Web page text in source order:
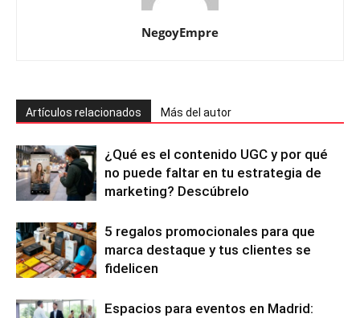
NegoyEmpre
Artículos relacionados Más del autor
¿Qué es el contenido UGC y por qué
no puede faltar en tu estrategia de
marketing? Descúbrelo
5 regalos promocionales para que
marca destaque y tus clientes se
fidelicen
Espacios para eventos en Madrid: